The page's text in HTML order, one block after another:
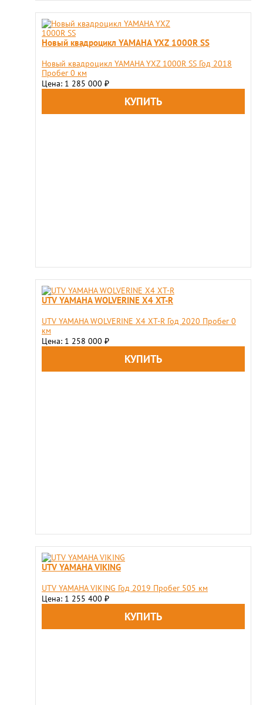
Новый квадроцикл YAMAHA YXZ 1000R SS
Новый квадроцикл YAMAHA YXZ 1000R SS Год 2018
Пробег 0 км
Цена: 1 285 000 ₽
UTV YAMAHA WOLVERINE X4 XT-R
UTV YAMAHA WOLVERINE X4 XT-R Год 2020 Пробег 0
км
Цена: 1 258 000 ₽
UTV YAMAHA VIKING
UTV YAMAHA VIKING Год 2019 Пробег 505 км
Цена: 1 255 400 ₽